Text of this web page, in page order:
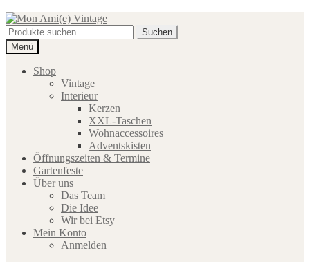
Zur
Navigation
springen
Zum
Inhalt
springen
Suche
nach:
Suchen
Menü
Shop
Vintage
Interieur
Kerzen
XXL-Taschen
Wohnaccessoires
Adventskisten
Öffnungszeiten & Termine
Gartenfeste
Über uns
Das Team
Die Idee
Wir bei Etsy
Mein Konto
Anmelden